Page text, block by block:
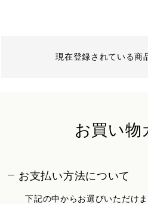
現在登録されている商
お買い物
お支払い方法について
下記の中からお選びいただけま